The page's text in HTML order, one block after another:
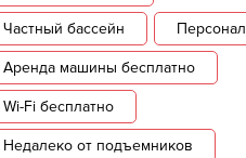
Частный бассейн Персонал
Аренда машины бесплатно
Wi-Fi бесплатно
Недалеко от подъемников